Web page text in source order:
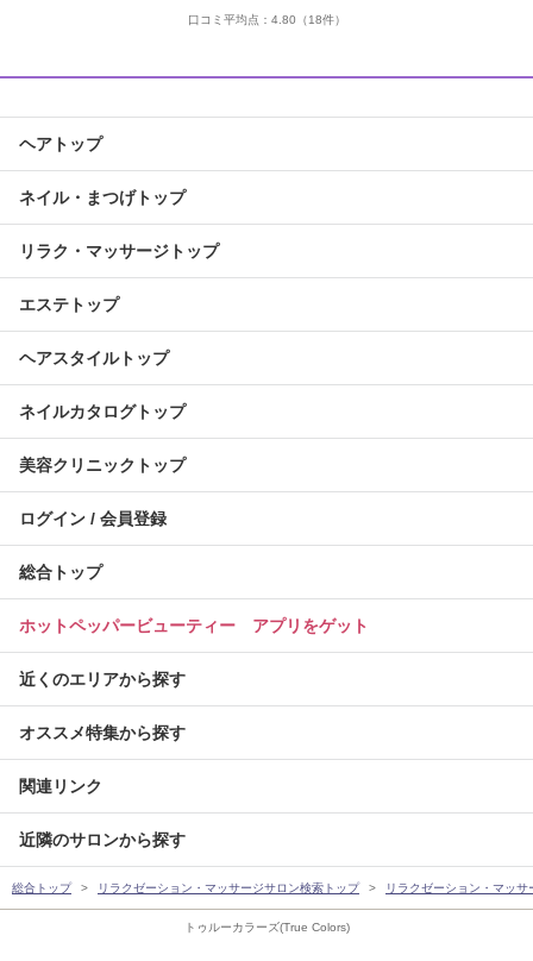
トゥルーカラーズ(True Colors)
口コミ平均点： 4.80 （18件）
ヘアトップ
ネイル・まつげトップ
リラク・マッサージトップ
エステトップ
ヘアスタイルトップ
ネイルカタログトップ
美容クリニックトップ
ログイン / 会員登録
総合トップ
ホットペッパービューティー アプリをゲット
近くのエリアから探す
オススメ特集から探す
関連リンク
近隣のサロンから探す
総合トップ リラクゼーション・マッサージサロン検索トップ リラクゼーション・マッ